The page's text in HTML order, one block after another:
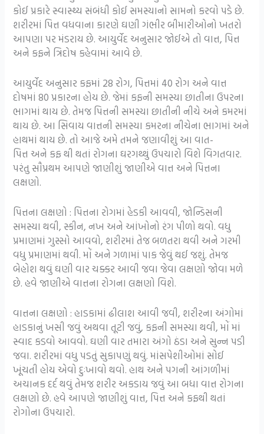
કોઈ પ્રકારે સ્વાસ્થ્ય સંબંધી કોઈ સમસ્યાનો સામનો કરવો પડે છે.
શરીરમાં પિત્ત વધવાના કારણે ઘણી ગંભીર બીમારીઓનો ખતરો
આપણા પર મંડરાય છે. આયુર્વેદ અનુસાર જોઈએ તો વાત્ત, પિત્ત
અને કફને ત્રિદોષ કહેવામાં આવે છે.
આયુર્વેદ અનુસાર કફમાં 28 રોગ, પિત્તમાં 40 રોગ અને વાત્ત
દોષમાં 80 પ્રકારના હોય છે. જેમાં કફની સમસ્યા છાતીના ઉપરના
ભાગમાં થાય છે. તેમજ પિત્તની સમસ્યા છાતીની નીચે અને કમરમાં
થાય છે. આ સિવાય વાત્તની સમસ્યા કમરના નીચેના ભાગમાં અને
હાથમાં થાય છે. તો આજે અમે તમને જણાવીશું આ વાત-
પિત્ત અને કફ થી થતાં રોગના ઘરગથ્થું ઉપચારો વિશે વિગતવાર.
પરંતુ સૌપ્રથમ આપણે જાણીશું જાણીએ વાત્ત અને પિત્તના
લક્ષણો.
પિત્તના લક્ષણો : પિત્તના રોગમાં હેડકી આવવી, જોન્ડિસની
સમસ્યા થવી, સ્કીન, નખ અને આંખોનો રંગ પીળો થવો. વધુ
પ્રમાણમાં ગુસ્સો આવવો, શરીરમાં તેજ બળતરા થવી અને ગરમી
વધુ પ્રમાણમાં થવી. મોં અને ગળામાં પાક જેવું થઈ જશું. તેમજ
બેહોશ થવું ઘણી વાર ચક્કર આવી જવા જેવા લક્ષણો જોવા મળે
છે. હવે જાણીએ વાત્તના રોગના લક્ષણો વિશે.
વાત્તના લક્ષણો : હાડકામાં ઢીલાશ આવી જવી, શરીરના અંગોમાં
હાડકાનું ખસી જવું અથવા તૂટી જવું, કફની સમસ્યા થવી, મોં માં
સ્વાદ કડવો આવવો. ઘણી વાર તમારા અંગો ઠંડા અને સુન્ન પડી
જવા. શરીરમાં વધુ પડતું સુકાપણું થવું. માંસપેશીઓમાં સોઈ
ખૂંચતી હોય એવો દુઃખાવો થવો. હાથ અને પગની આંગળીમાં
અચાનક દર્દ થવું તેમજ શરીર અકડાય જવું આ બધા વાત્ત રોગના
લક્ષણો છે. હવે આપણે જાણીશું વાત્ત, પિત્ત અને કફથી થતાં
રોગોના ઉપચારો.